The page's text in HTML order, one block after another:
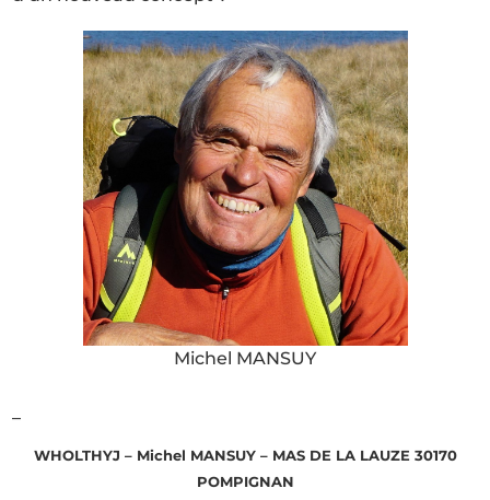
Michel MANSUY
–
WHOLTHYJ – Michel MANSUY – MAS DE LA LAUZE 30170
POMPIGNAN